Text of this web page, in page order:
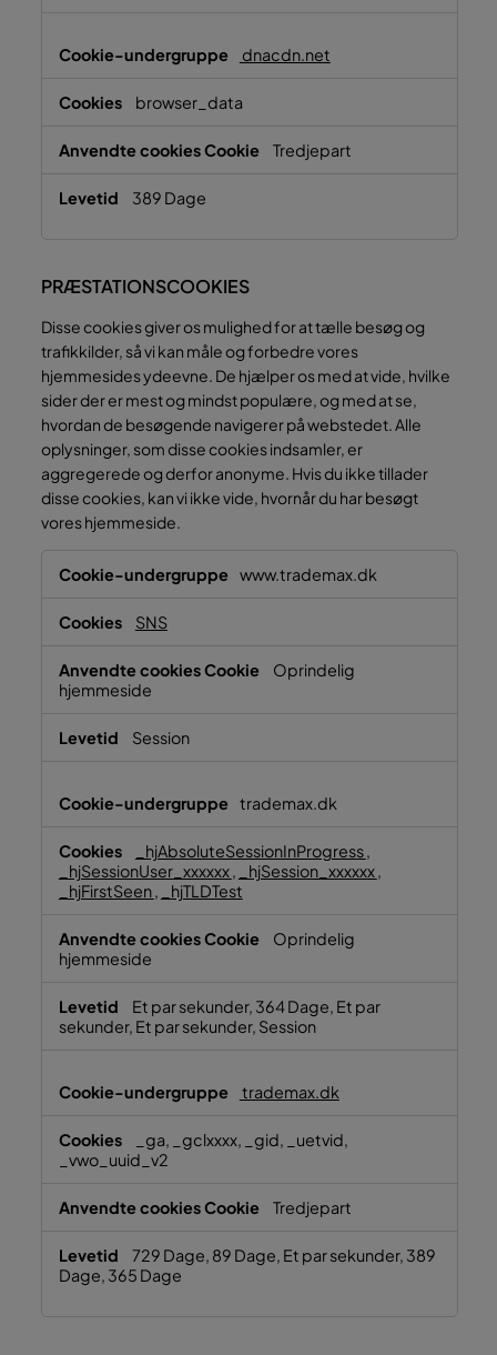
dnacdn.net
browser_data
Tredjepart
389 Dage
PRÆSTATIONSCOOKIES
Disse cookies giver os mulighed for at tælle besøg og
trafikkilder, så vi kan måle og forbedre vores
hjemmesides ydeevne. De hjælper os med at vide, hvilke
sider der er mest og mindst populære, og med at se,
hvordan de besøgende navigerer på webstedet. Alle
oplysninger, som disse cookies indsamler, er
aggregerede og derfor anonyme. Hvis du ikke tillader
disse cookies, kan vi ikke vide, hvornår du har besøgt
vores hjemmeside.
www.trademax.dk
SNS
Oprindelig
hjemmeside
Session
trademax.dk
_hjAbsoluteSessionInProgress,
_hjSessionUser_xxxxxx, _hjSession_xxxxxx,
_hjFirstSeen, _hjTLDTest
Oprindelig
hjemmeside
Et par sekunder, 364 Dage, Et par
sekunder, Et par sekunder, Session
trademax.dk
_ga, _gclxxxx, _gid, _uetvid,
_vwo_uuid_v2
Tredjepart
729 Dage, 89 Dage, Et par sekunder, 389
Dage, 365 Dage